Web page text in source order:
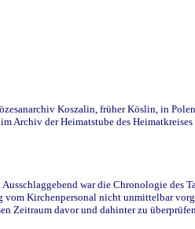
Koszalin, früher Köslin, in
Archiv der Heimatstube des
war die Chronologie
vom Kirchenpersonal nicht unmittelbar
Zeitraum davor und dahinter zu